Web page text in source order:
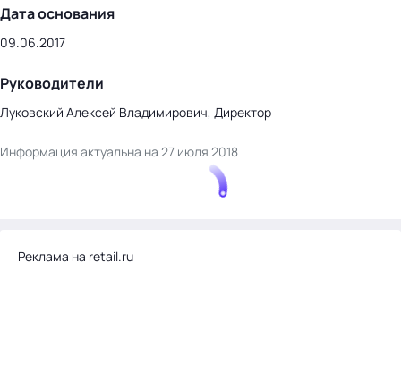
Дата основания
09.06.2017
Руководители
Луковский Алексей Владимирович, Директор
Информация актуальна на 27 июля 2018
Реклама на retail.ru